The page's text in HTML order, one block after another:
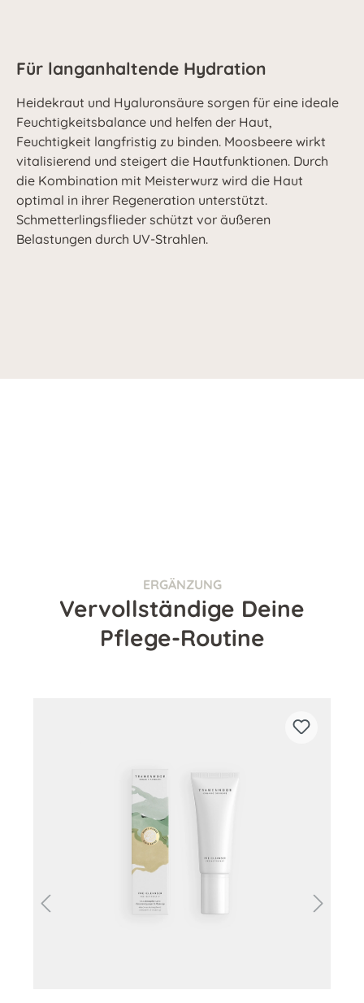
Für langanhaltende Hydration
Heidekraut und Hyaluronsäure sorgen für eine ideale
Feuchtigkeitsbalance und helfen der Haut,
Feuchtigkeit langfristig zu binden. Moosbeere wirkt
vitalisierend und steigert die Hautfunktionen. Durch
die Kombination mit Meisterwurz wird die Haut
optimal in ihrer Regeneration unterstützt.
Schmetterlingsflieder schützt vor äußeren
Belastungen durch UV-Strahlen.
ERGÄNZUNG
Vervollständige Deine
Pflege-Routine